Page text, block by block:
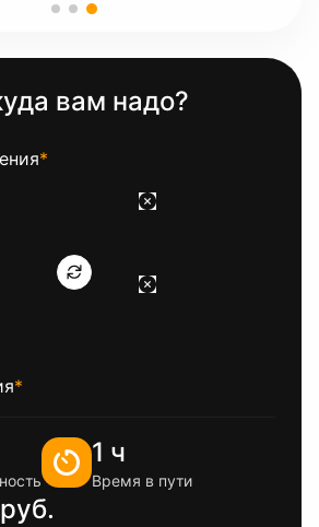
вам надо?
*
*
1 ч
Время в пути